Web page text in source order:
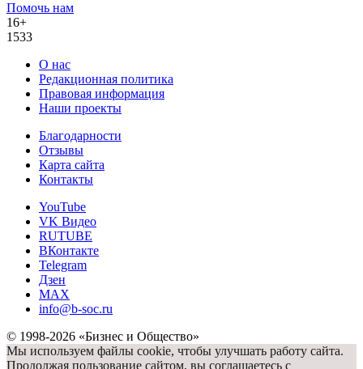
Помочь нам
16+
1533
О нас
Редакционная политика
Правовая информация
Наши проекты
Благодарности
Отзывы
Карта сайта
Контакты
YouTube
VK Видео
RUTUBE
ВКонтакте
Telegram
Дзен
MAX
info@b-soc.ru
© 1998-2026 «Бизнес и Общество»
Мы используем файлы cookie, чтобы улучшать работу сайта.
Продолжая пользование сайтом, вы соглашаетесь с